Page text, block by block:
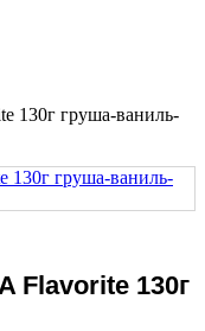
130г груша-ваниль-
Flavorite 130г